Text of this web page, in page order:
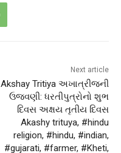
Next article
Akshay Tritiya અખાત્રીજની
ઉજવણી: ધરતીપુત્રોનો શુભ
દિવસ અક્ષય તૃતીય દિવસ
Akashy trituya, #hindu
religion, #hindu, #indian,
#gujarati, #farmer, #Kheti,